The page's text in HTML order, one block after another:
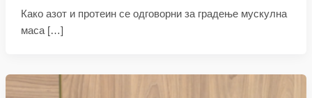
Како азот и протеин се одговорни за градење мускулна
маса […]